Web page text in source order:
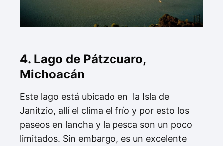
4. Lago de Pátzcuaro,
Michoacán
Este lago está ubicado en la Isla de
Janitzio, allí el clima el frío y por esto los
paseos en lancha y la pesca son un poco
limitados. Sin embargo, es un excelente